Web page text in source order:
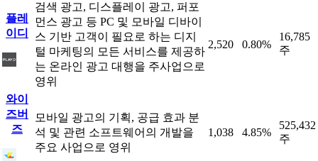
플레
이디
검색 광고, 디스플레이 광고, 퍼포
먼스 광고 등 PC 및 모바일 디바이
스 기반 고객이 필요로 하는 디지
털 마케팅의 모든 서비스를 제공하
는 온라인 광고 대행을 주사업으로
영위
2,520 0.80%
16,785
주
와이
즈버
즈
모바일 광고의 기획, 공급 효과 분
석 및 관련 소프트웨어의 개발을
주요 사업으로 영위
1,038 4.85%
525,432
주